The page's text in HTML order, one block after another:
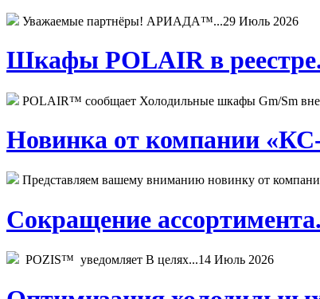
Уважаемые партнёры! АРИАДА™...29 Июль 2026
Шкафы POLAIR в
POLAIR™ сообщает Холодильные шкафы Gm/Sm
Новинка от компании
Представляем вашему вниманию новинку от
Сокращение
POZIS™ уведомляет В целях...14 Июль 2026